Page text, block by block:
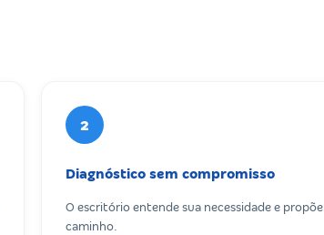
2
Diagnóstico sem compromisso
O escritório entende sua necessidade e
caminho.